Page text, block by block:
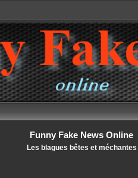
Funny Fake News Online
Les blagues bêtes et méchantes